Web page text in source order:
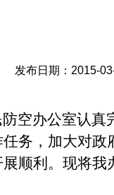
发布日期：2015-
空办公室认真
务，加大对
顺利。现将我